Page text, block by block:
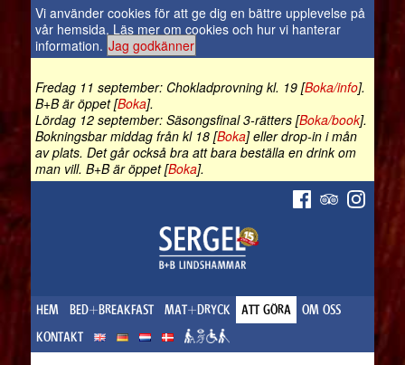
Vi använder cookies för att ge dig en bättre upplevelse på
vår hemsida. Läs mer om cookies och hur vi hanterar
information. Jag godkänner
Fredag 11 september: Chokladprovning kl. 19 [Boka/info].
B+B är öppet [Boka].
Lördag 12 september: Säsongsfinal 3-rätters [Boka/book].
Bokningsbar middag från kl 18 [Boka] eller drop-in i mån
av plats. Det går också bra att bara beställa en drink om
man vill. B+B är öppet [Boka].
HEM BED+BREAKFAST MAT+DRYCK ATT GÖRA
OM OSS
KONTAKT